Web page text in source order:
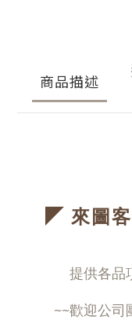
商品描述
◤ 來圖
提供各品
~~歡迎公司